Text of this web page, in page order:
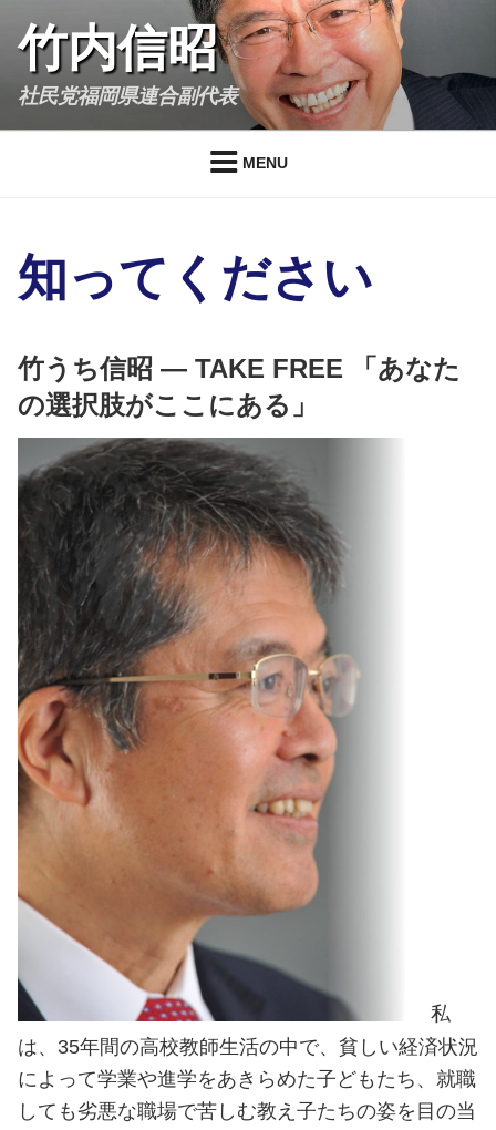
content
竹内信昭
社民党福岡県連合副代表
MENU
知ってください
竹うち信昭 — TAKE FREE 「あなた
の選択肢がここにある」
私
は、35年間の高校教師生活の中で、貧しい経済状況
によって学業や進学をあきらめた子どもたち、就職
しても劣悪な職場で苦しむ教え子たちの姿を目の当